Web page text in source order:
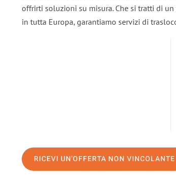
offrirti soluzioni su misura. Che si tratti di
in tutta Europa, garantiamo servizi di
RICEVI UN'OFFERTA NON VINCOLANTE